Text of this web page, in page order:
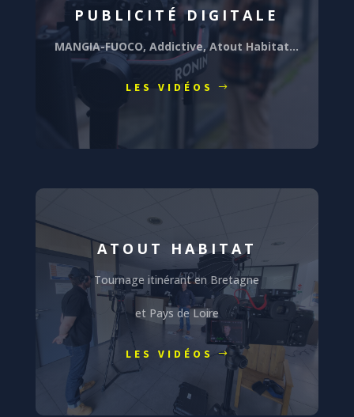
PUBLICITÉ DIGITALE
MANGIA-FUOCO, Addictive, Atout Habitat…
LES VIDÉOS
ATOUT HABITAT
Tournage itinérant en Bretagne
et Pays de Loire
LES VIDÉOS